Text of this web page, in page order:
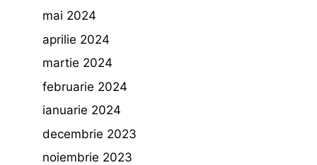
mai 2024
aprilie 2024
martie 2024
februarie 2024
ianuarie 2024
decembrie 2023
noiembrie 2023